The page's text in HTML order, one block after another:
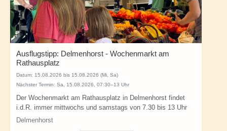
Ausflugstipp: Delmenhorst - Wochenmarkt am
Rathausplatz
Datum: 15.08.2026 bis 15.08.2026 (Mi, Sa)
Nächster Termin: Sa, 15.08.2026, 07:30–13 Uhr
Der Wochenmarkt am Rathausplatz in Delmenhorst findet
i.d.R. immer mittwochs und samstags von 7.30 bis 13 Uhr
statt. Infos: Vielfalt, Frische...
Delmenhorst